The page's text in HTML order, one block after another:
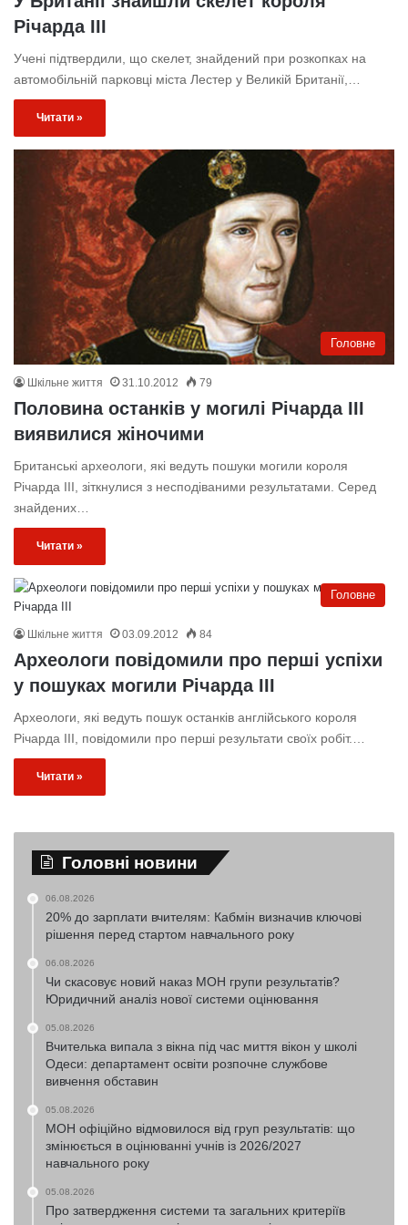
Річарда ІІІ
Учені підтвердили, що скелет, знайдений при розкопках на
автомобільній парковці міста Лестер у Великій Британії,…
Читати »
Головне
Шкільне життя 31.10.2012 79
Половина останків у могилі Річарда III
виявилися жіночими
Британські археологи, які ведуть пошуки могили короля
Річарда III, зіткнулися з несподіваними результатами. Серед
знайдених…
Читати »
Головне
Шкільне життя 03.09.2012 84
Археологи повідомили про перші успіхи
у пошуках могили Річарда III
Археологи, які ведуть пошук останків англійського короля
Річарда III, повідомили про перші результати своїх робіт.…
Читати »
Головні новини
06.08.2026
20% до зарплати вчителям: Кабмін визначив ключові
рішення перед стартом навчального року
06.08.2026
Чи скасовує новий наказ МОН групи результатів?
Юридичний аналіз нової системи оцінювання
05.08.2026
Вчителька випала з вікна під час миття вікон у школі
Одеси: департамент освіти розпочне службове
вивчення обставин
05.08.2026
МОН офіційно відмовилося від груп результатів: що
змінюється в оцінюванні учнів із 2026/2027
навчального року
05.08.2026
Про затвердження системи та загальних критеріїв